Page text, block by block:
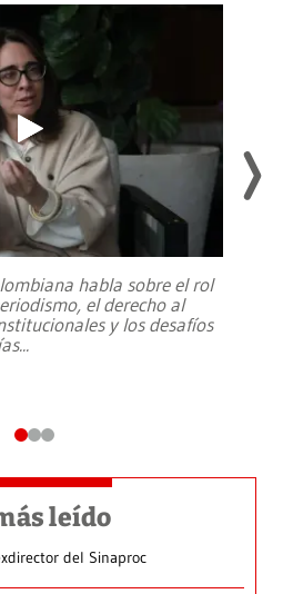
habla sobre el rol
el derecho al
y los desafíos
...
leído
del Sinaproc